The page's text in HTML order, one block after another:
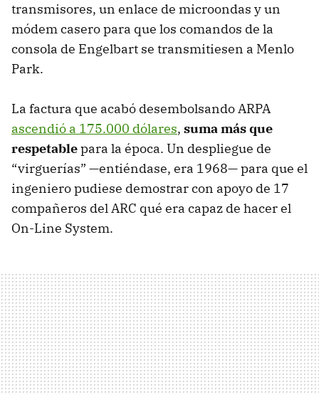
transmisores, un enlace de microondas y un
módem casero para que los comandos de la
consola de Engelbart se transmitiesen a Menlo
Park.
La factura que acabó desembolsando ARPA
ascendió a 175.000 dólares, suma más que
respetablepara la época. Un despliegue de
“virguerías” —entiéndase, era 1968— para que el
ingeniero pudiese demostrar con apoyo de 17
compañeros del ARC qué era capaz de hacer el
On-Line System.